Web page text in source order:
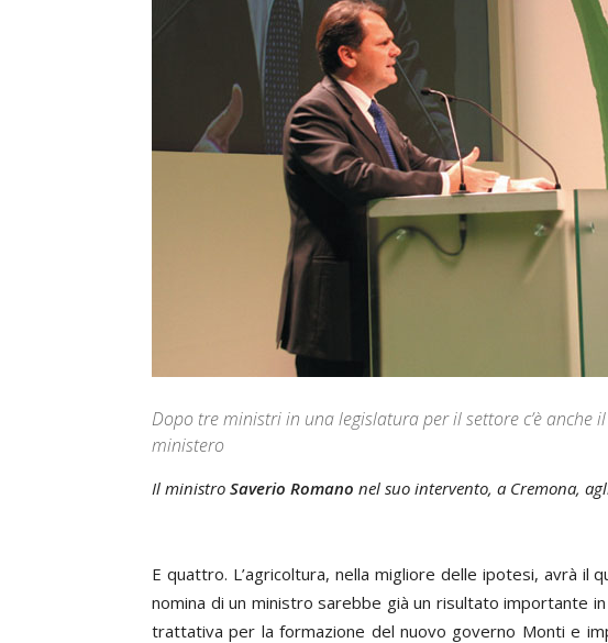
Dopo tre ministri in una legislatura per il settore c’è anche
ministero
Il ministro Saverio Romano nel suo intervento, a Cremona,
E quattro. L’agricoltura, nella migliore delle ipotesi, avrà il
nomina di un ministro sarebbe già un risultato importante
trattativa per la formazione del nuovo governo Monti e